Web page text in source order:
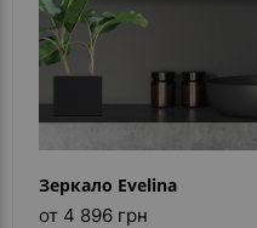
Зеркало Evelina
от 4 896 грн